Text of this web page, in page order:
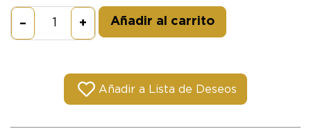
– + Añadir al carrito
Añadir a Lista de Deseos